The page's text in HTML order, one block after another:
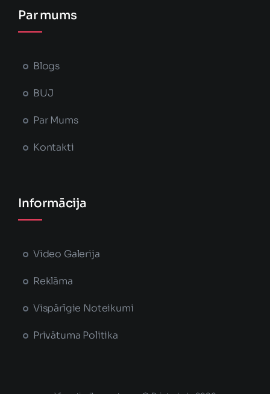
Par mums
Blogs
BUJ
Par Mums
Kontakti
Informācija
Video Galerija
Reklāma
Vispārīgie Noteikumi
Privātuma Politika